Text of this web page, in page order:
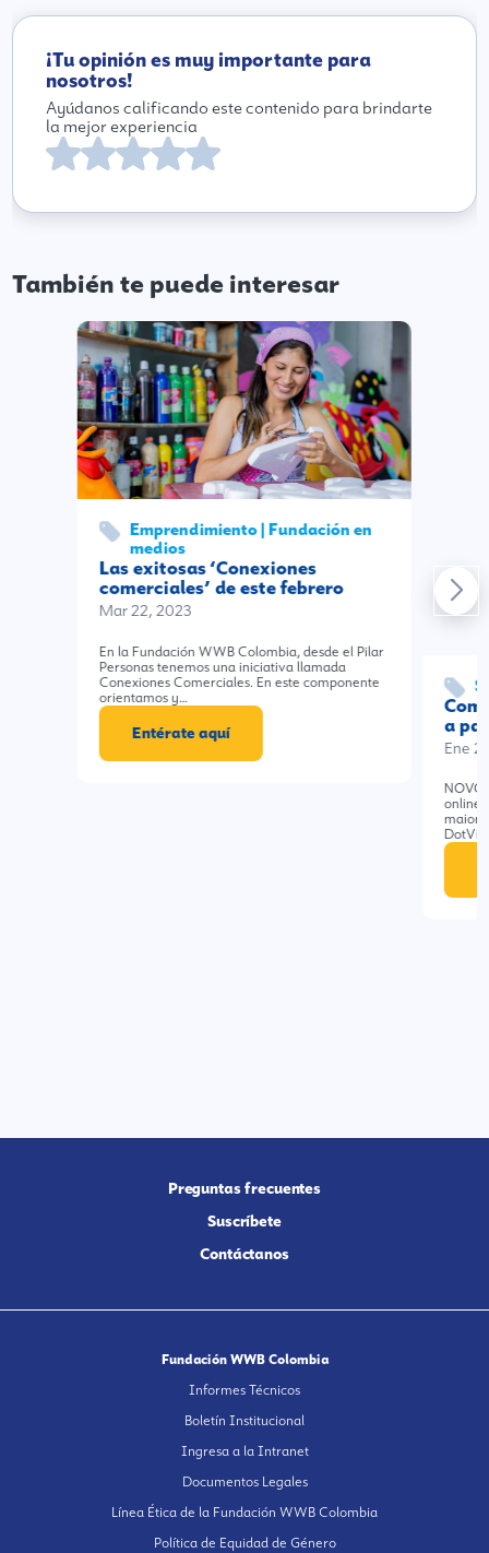
¡Tu opinión es muy importante para
nosotros!
Ayúdanos calificando este contenido para brindarte
la mejor experiencia
También te puede interesar
Emprendimiento | Fundación en
medios
Las exitosas ‘Conexiones
comerciales’ de este febrero
Mar 22, 2023
En la Fundación WWB Colombia, desde el Pilar
Personas tenemos una iniciativa llamada
Conexiones Comerciales. En este componente
orientamos y…
Entérate aquí
a
Ene
NOVO
online
maior
Preguntas frecuentes
Suscríbete
Contáctanos
Fundación WWB Colombia
Informes Técnicos
Boletín Institucional
Ingresa a la Intranet
Documentos Legales
Línea Ética de la Fundación WWB Colombia
Política de Equidad de Género